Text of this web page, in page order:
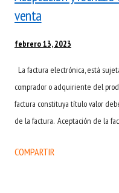
venta
febrero 13, 2023
La factura electrónica, está
comprador o adquiriente del
factura constituya título valor
de la factura. Aceptación de la
recibida se entiende
COMPARTIR